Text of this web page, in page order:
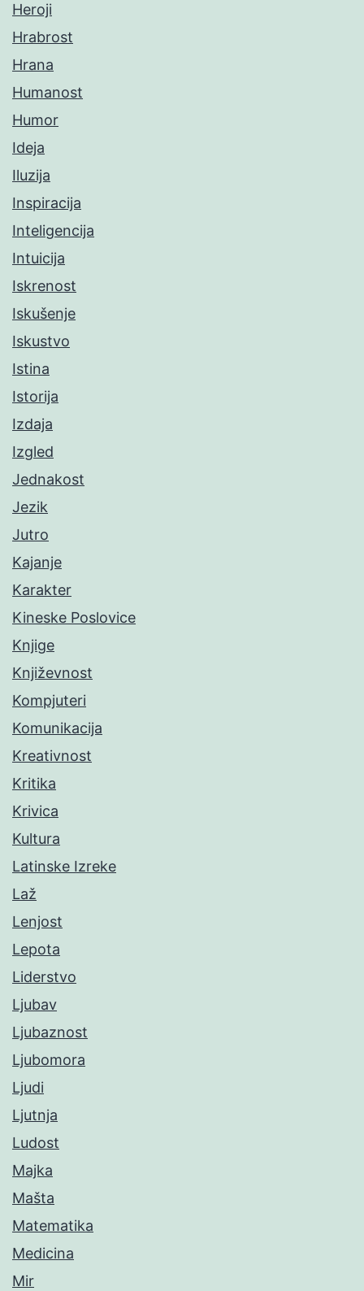
Heroji
Hrabrost
Hrana
Humanost
Humor
Ideja
Iluzija
Inspiracija
Inteligencija
Intuicija
Iskrenost
Iskušenje
Iskustvo
Istina
Istorija
Izdaja
Izgled
Jednakost
Jezik
Jutro
Kajanje
Karakter
Kineske Poslovice
Knjige
Književnost
Kompjuteri
Komunikacija
Kreativnost
Kritika
Krivica
Kultura
Latinske Izreke
Laž
Lenjost
Lepota
Liderstvo
Ljubav
Ljubaznost
Ljubomora
Ljudi
Ljutnja
Ludost
Majka
Mašta
Matematika
Medicina
Mir